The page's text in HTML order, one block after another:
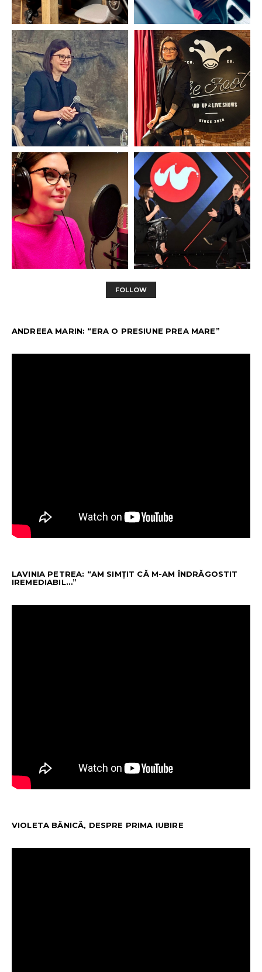
FOLLOW
ANDREEA MARIN: “ERA O PRESIUNE PREA MARE”
LAVINIA PETREA: “AM SIMȚIT CĂ M-AM ÎNDRĂGOSTIT
IREMEDIABIL…”
VIOLETA BĂNICĂ, DESPRE PRIMA IUBIRE